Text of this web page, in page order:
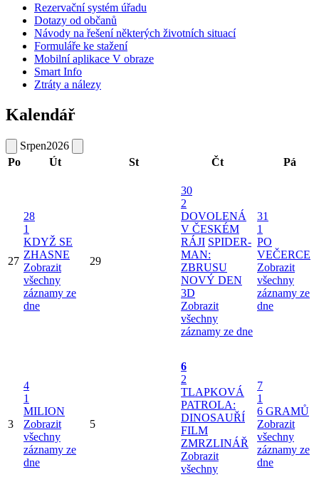
Rezervační systém úřadu
Dotazy od občanů
Návody na řešení některých životních situací
Formuláře ke stažení
Mobilní aplikace V obraze
Smart Info
Ztráty a nálezy
Kalendář
Srpen2026
Po
Út St Čt Pá
27
28
1
KDYŽ SE
ZHASNE
Zobrazit
všechny
záznamy ze
dne
29
30
2
DOVOLENÁ
V ČESKÉM
RÁJI SPIDER-
MAN:
ZBRUSU
NOVÝ DEN
3D
Zobrazit
všechny
záznamy ze dne
31
1
PO
VEČERCE
Zobrazit
všechny
záznamy ze
dne
3
4
1
MILION
Zobrazit
všechny
záznamy ze
dne
5
6
2
TLAPKOVÁ
PATROLA:
DINOSAUŘÍ
FILM
ZMRZLINÁŘ
Zobrazit
všechny
7
1
6 GRAMŮ
Zobrazit
všechny
záznamy ze
dne